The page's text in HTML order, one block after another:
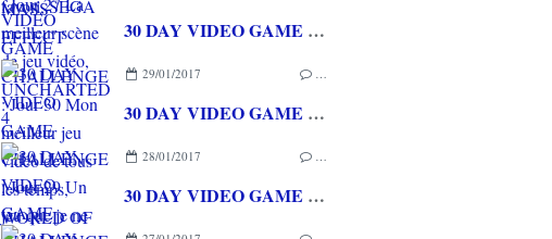
30 DAY VIDEO GAME CHALLENGE : Jour 30 Mon meilleur jeu vidéo de tous les temps, WORLD OF WARCRAFT
29/01/2017 …
30 DAY VIDEO GAME CHALLENGE : Jour 29 Un jeu que je ne pensais pas aimer mais que j'ai fini par adorer, MASS EFFECT
28/01/2017 …
30 DAY VIDEO GAME CHALLENGE : Jour 28 Mon développeur de jeu vidéo favori, SEGA